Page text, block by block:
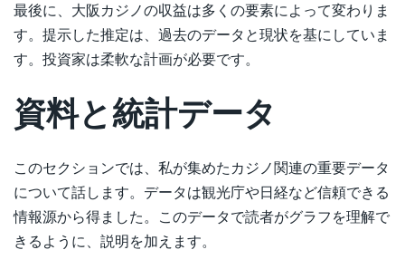
最後に、大阪カジノの収益は多くの要素によって変わりま
す。提示した推定は、過去のデータと現状を基にしていま
す。投資家は柔軟な計画が必要です。
資料と統計データ
このセクションでは、私が集めたカジノ関連の重要データ
について話します。データは観光庁や日経など信頼できる
情報源から得ました。このデータで読者がグラフを理解で
きるように、説明を加えます。